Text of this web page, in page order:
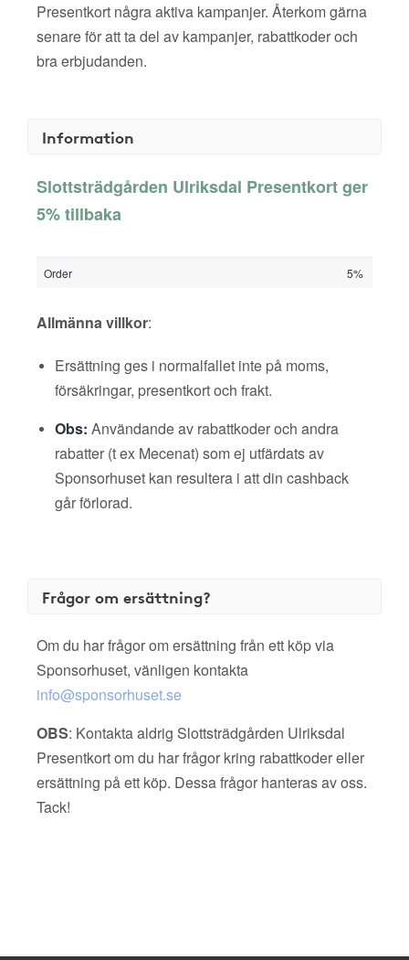
Presentkort några aktiva kampanjer. Återkom gärna
senare för att ta del av kampanjer, rabattkoder och
bra erbjudanden.
Information
Slottsträdgården Ulriksdal Presentkort ger
5% tillbaka
Order 5%
Allmänna villkor:
Ersättning ges i normalfallet inte på moms,
försäkringar, presentkort och frakt.
Obs: Användande av rabattkoder och andra
rabatter (t ex Mecenat) som ej utfärdats av
Sponsorhuset kan resultera i att din cashback
går förlorad.
Frågor om ersättning?
Om du har frågor om ersättning från ett köp via
Sponsorhuset, vänligen kontakta
info@sponsorhuset.se
OBS: Kontakta aldrig Slottsträdgården Ulriksdal
Presentkort om du har frågor kring rabattkoder eller
ersättning på ett köp. Dessa frågor hanteras av oss.
Tack!